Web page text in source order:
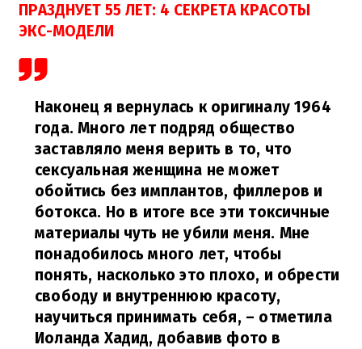
ПРАЗДНУЕТ 55 ЛЕТ: 4 СЕКРЕТА КРАСОТЫ
ЭКС-МОДЕЛИ
Наконец я вернулась к оригиналу 1964
года. Много лет подряд общество
заставляло меня верить в то, что
сексуальная женщина не может
обойтись без имплантов, филлеров и
ботокса. Но в итоге все эти токсичные
материалы чуть не убили меня. Мне
понадобилось много лет, чтобы
понять, насколько это плохо, и обрести
свободу и внутреннюю красоту,
научиться принимать себя, – отметила
Иоланда Хадид, добавив фото в